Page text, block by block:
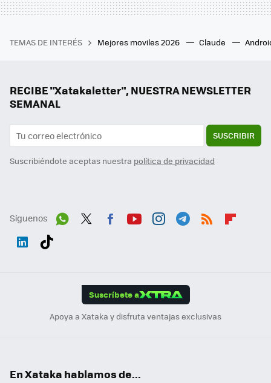
TEMAS DE INTERÉS Mejores moviles 2026 Claude
RECIBE "Xatakaletter", NUESTRA NEWSLETTER
SEMANAL
SUSCRIBIR
Suscribiéndote aceptas nuestra política de privacidad
Síguenos
Suscríbete a
Apoya a Xataka y disfruta ventajas exclusivas
En Xataka hablamos de...